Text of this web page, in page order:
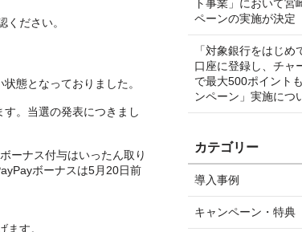
ださい。
態となっておりました。
。当選の発表につきまし
ーナス付与はいったん取り
ボーナスは5月20日前
す。
ト事業」において宮
ペーンの実施が決定
「対象銀行をはじめ
口座に登録し、チャ
で最大500ポイント
ンペーン」実施につ
カテゴリー
導入事例
キャンペーン・特典